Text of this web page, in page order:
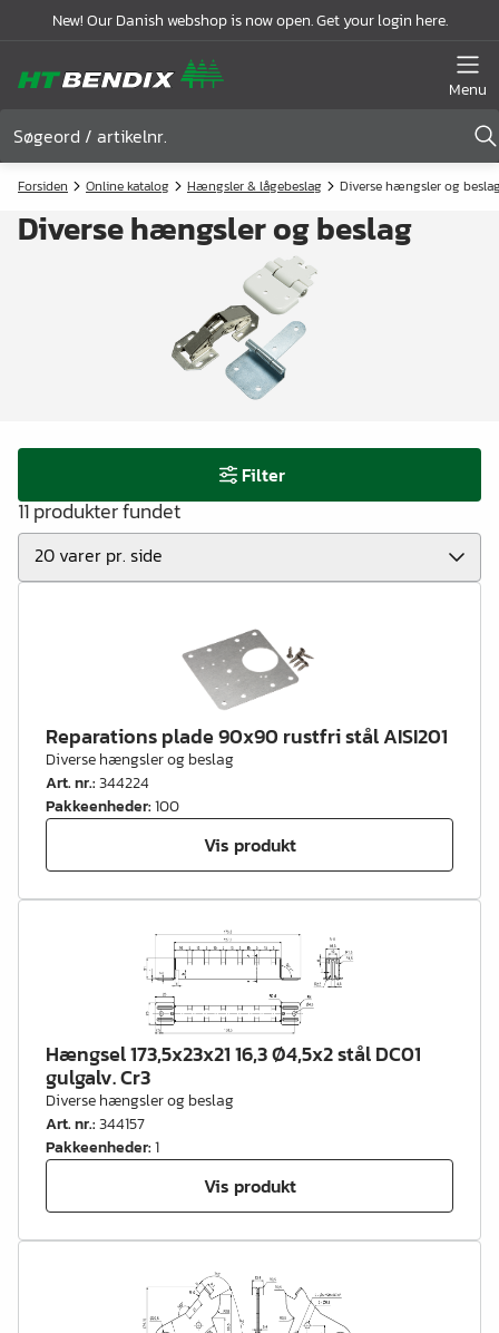
New! Our Danish webshop is now open. Get your login here.
Menu
Forsiden Online katalog Hængsler & lågebeslag Diverse hængsler og
Diverse hængsler og beslag
Filter
11 produkter fundet
Reparations plade 90x90 rustfri stål AISI201
Diverse hængsler og beslag
Art. nr.:344224
Pakkeenheder:100
Vis produkt
Hængsel 173,5x23x21 16,3 Ø4,5x2 stål DC01
gulgalv. Cr3
Diverse hængsler og beslag
Art. nr.:344157
Pakkeenheder:1
Vis produkt